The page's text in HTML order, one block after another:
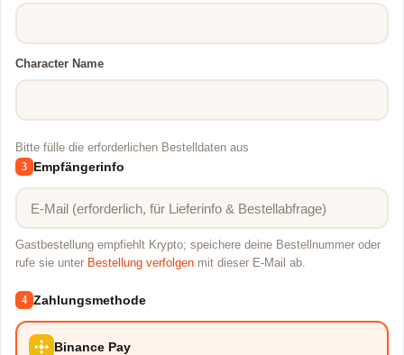
Character Name
Bitte fülle die erforderlichen Bestelldaten aus
3 Empfängerinfo
Gastbestellung empfiehlt Krypto; speichere deine Bestellnummer oder
rufe sie unter Bestellung verfolgen mit dieser E-Mail ab.
4 Zahlungsmethode
Binance Pay